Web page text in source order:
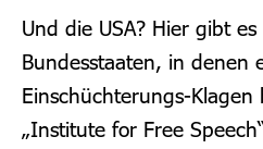
Und die USA? Hier gibt
Bundesstaaten, in denen
Einschüchterungs-
„Institute for Free